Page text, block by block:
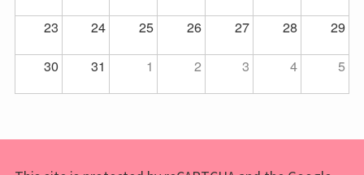
23
24 25 26 27 28
29
30
31 1 2 3 4 5